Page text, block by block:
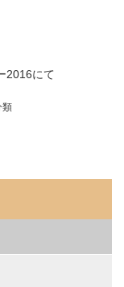
2016にて
類